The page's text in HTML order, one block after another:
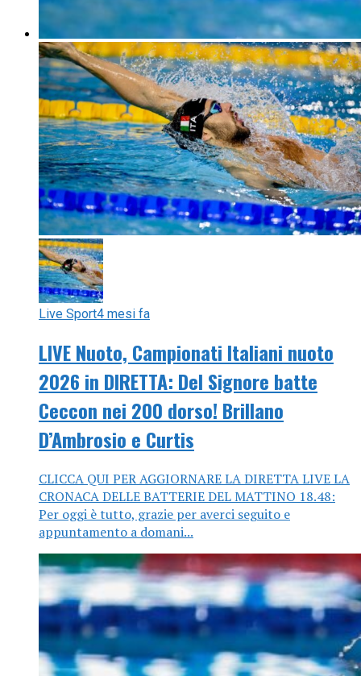
Live Sport4 mesi fa
LIVE Nuoto, Campionati Italiani nuoto
2026 in DIRETTA: Del Signore batte
Ceccon nei 200 dorso! Brillano
D’Ambrosio e Curtis
CLICCA QUI PER AGGIORNARE LA DIRETTA LIVE LA
CRONACA DELLE BATTERIE DEL MATTINO 18.48:
Per oggi è tutto, grazie per averci seguito e
appuntamento a domani...